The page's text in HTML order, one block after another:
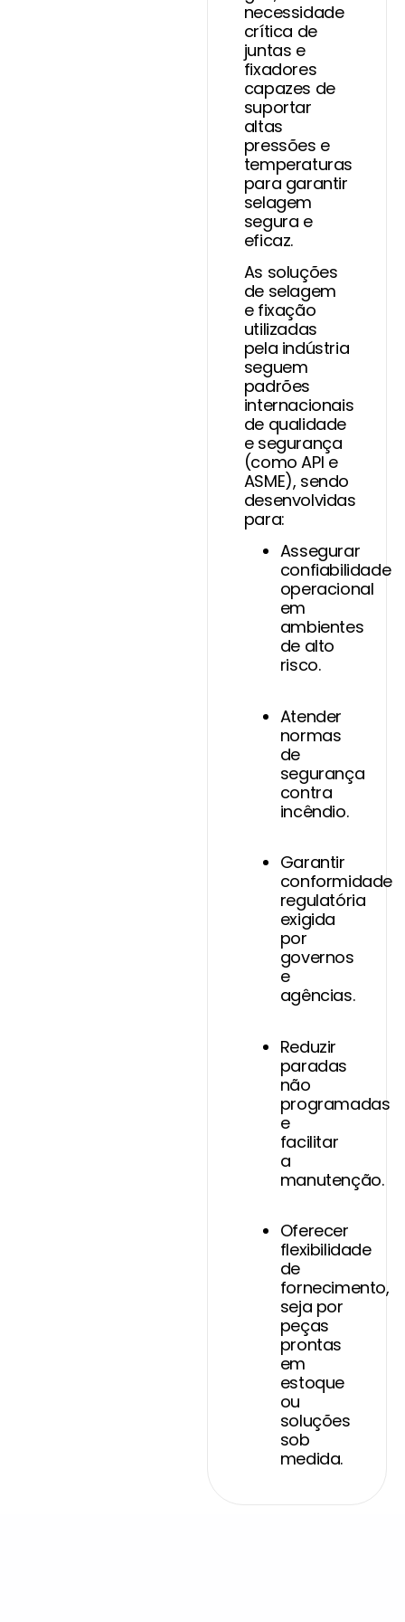
necessidade
crítica de
juntas e
fixadores
capazes de
suportar
altas
pressões e
temperaturas
para garantir
selagem
segura e
eficaz.
As soluções
de selagem
e fixação
utilizadas
pela indústria
seguem
padrões
internacionais
de qualidade
e segurança
(como API e
ASME), sendo
desenvolvidas
para:
Assegurar
confiabilidade
operacional
em
ambientes
de alto
risco.
Atender
normas
de
segurança
contra
incêndio.
Garantir
conformidade
regulatória
exigida
por
governos
e
agências.
Reduzir
paradas
não
programadas
e
facilitar
a
manutenção.
Oferecer
flexibilidade
de
fornecimento,
seja por
peças
prontas
em
estoque
ou
soluções
sob
medida.